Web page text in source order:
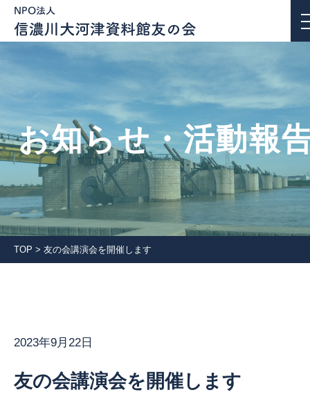
お知らせ・活動報告
私たちについて
活動紹介
団体会員一覧
入会案内
お問い合わせ
お知らせ・活動報
TOP > 友の会講演会を開催します
2023年9月22日
友の会講演会を開催します